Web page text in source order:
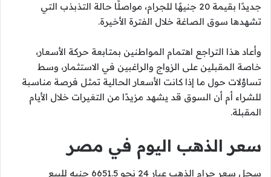
جديدًا بقيمة 20 جنيهًا للجرام، مواصلًا حالة التذبذب التي
تشهدها سوق الصاغة خلال الفترة الأخيرة.
وأعاد هذا التراجع اهتمام المواطنين بمتابعة حركة الأسعار،
خاصة المقبلين على الزواج والراغبين في الاستثمار، وسط
تساؤلات حول ما إذا كانت الأسعار الحالية تمثل فرصة مناسبة
للشراء أم أن السوق قد يشهد مزيدًا من التغيرات خلال الأيام
المقبلة.
سعر الذهب اليوم في مصر
سجل سعر جرام الذهب عيار 24 نحو 6651.5 جنيه للبيع